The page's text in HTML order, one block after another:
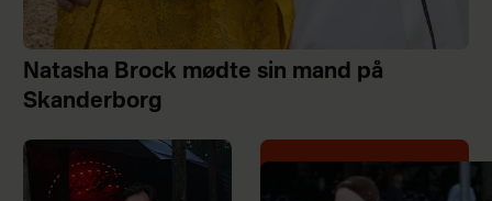
Natasha Brock mødte sin mand på
Skanderborg